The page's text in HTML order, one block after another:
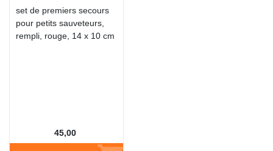
set de premiers secours
pour petits sauveteurs,
rempli, rouge, 14 x 10 cm
45,00